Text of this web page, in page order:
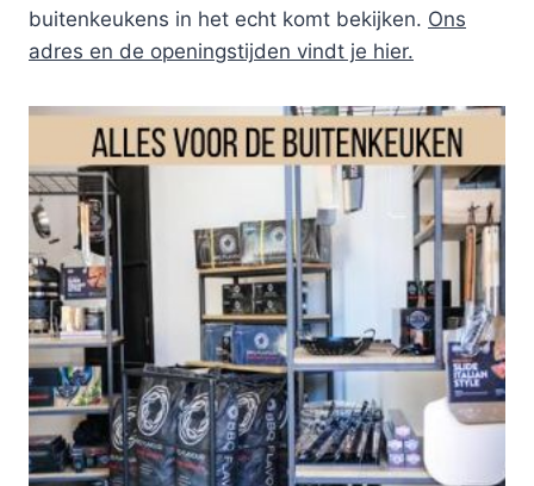
buitenkeukens in het echt komt bekijken. Ons
adres en de openingstijden vindt je hier.